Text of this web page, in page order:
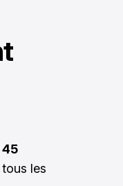
45
les